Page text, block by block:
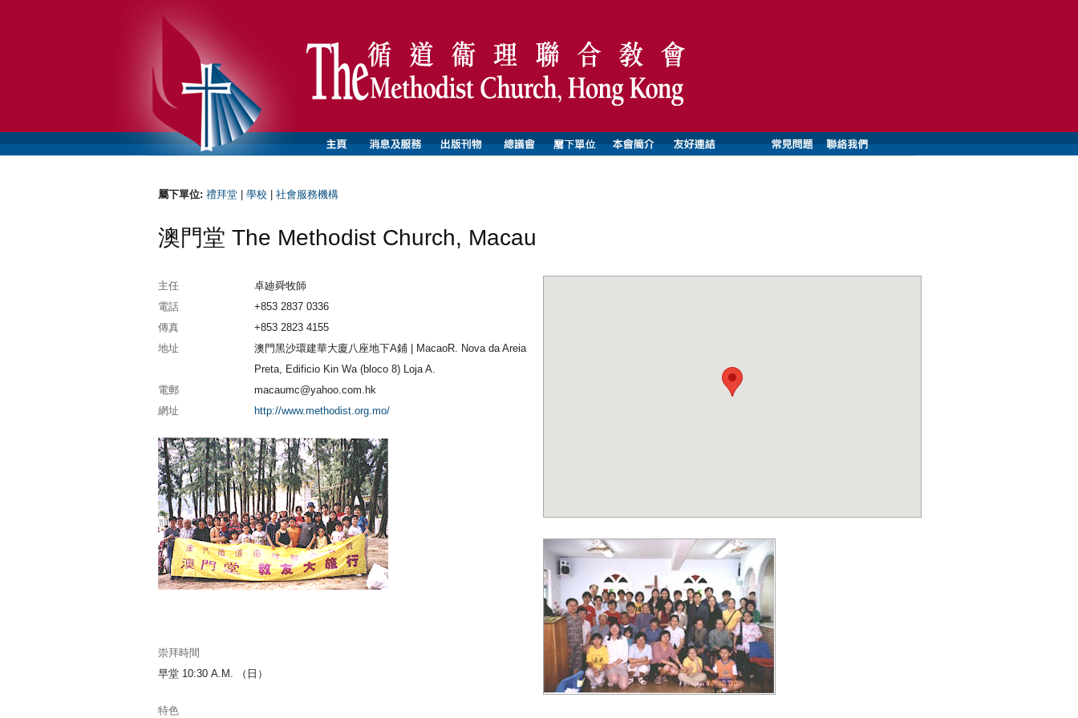
屬下單位: 禮拜堂 學校 社會服務機構
澳門堂 The Methodist Church, Macau
主任
卓廸舜牧師
電話
+853 2837 0336
傳真
+853 2823 4155
地址
澳門黑沙環建華大廈八座地下A鋪 | MacaoR. Nova da Areia
Preta, Edificio Kin Wa (bloco 8) Loja A.
電郵
macaumc@yahoo.com.hk
網址
http://www.methodist.org.mo/
崇拜時間
早堂 10:30 A.M. （日）
特色